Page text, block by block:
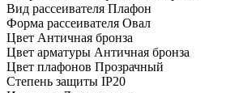
Вид рассеивателя Плафон
Форма рассеивателя Овал
Цвет Античная бронза
Цвет арматуры Античная бронза
Цвет плафонов Прозрачный
Степень защиты IP20